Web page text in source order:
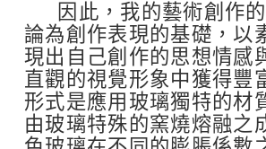
因此，我的藝術創作
論為創作表現的基礎，以
現出自己創作的思想情感
直觀的視覺形象中獲得豐
形式是應用玻璃獨特的材
由玻璃特殊的窯燒熔融之